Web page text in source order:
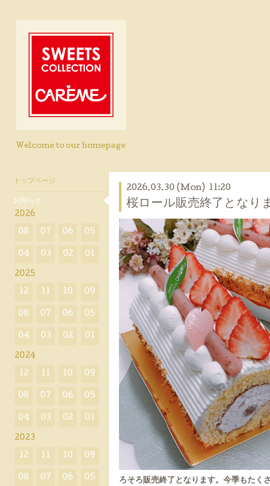
Welcome to our homepage
2026.03.30 (Mon) 11:20
桜ロール販売終了となり
ろそろ販売終了となります。今季もたく
トップページ
お知らせ
2026
08 07 06 05
04 03 02 01
2025
12 11 10 09
08 07 06 05
04 03 02 01
2024
12 11 10 09
08 07 06 05
04 03 02 01
2023
12 11 10 09
08 07 06 05